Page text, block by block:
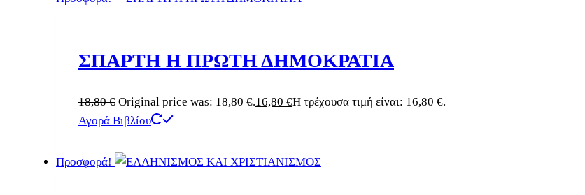
ΣΠΑΡΤΗ Η ΠΡΩΤΗ ΔΗΜΟΚΡΑΤΙΑ
18,80€ Original price was: 18,80 €.16,80 €Η τρέχουσα τιμή είναι: 16,80 €.
Αγορά Βιβλίου
Προσφορά!